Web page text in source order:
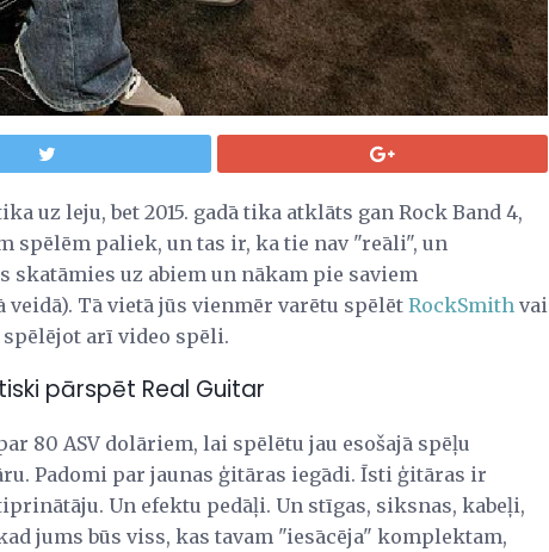
uz leju, bet 2015. gadā tika atklāts gan Rock Band 4,
spēlēm paliek, un tas ir, ka tie nav "reāli", un
skatāmies uz abiem un nākam pie saviem
Tā vietā jūs vienmēr varētu spēlētRockSmith vai
arī video spēli.
pārspēt Real Guitar
80 ASV dolāriem, lai spēlētu jau esošajā spēļu
Padomi par jaunas ģitāras iegādi. Īsti ģitāras ir
Un efektu pedāļi. Un stīgas, siksnas, kabeļi,
jums būs viss, kas tavam "iesācēja" komplektam,